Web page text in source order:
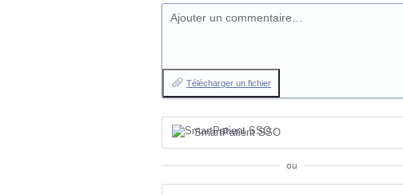
Ajouter un commentaire…
Télécharger un fichier
SmartPatient SSO
ou